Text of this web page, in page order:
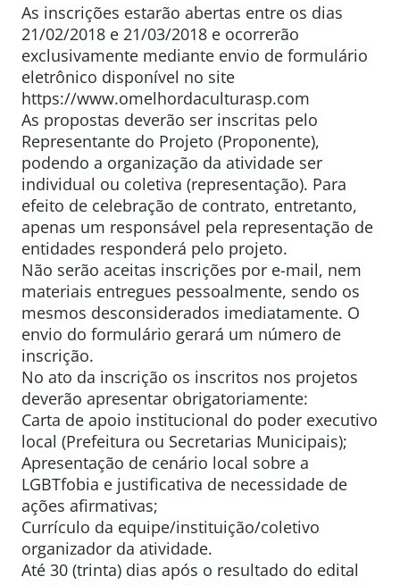
As inscrições estarão abertas entre os dias
21/02/2018 e 21/03/2018 e ocorrerão
exclusivamente mediante envio de formulário
eletrônico disponível no site
https://www.omelhordaculturasp.com
As propostas deverão ser inscritas pelo
Representante do Projeto (Proponente),
podendo a organização da atividade ser
individual ou coletiva (representação). Para
efeito de celebração de contrato, entretanto,
apenas um responsável pela representação de
entidades responderá pelo projeto.
Não serão aceitas inscrições por e-mail, nem
materiais entregues pessoalmente, sendo os
mesmos desconsiderados imediatamente. O
envio do formulário gerará um número de
inscrição.
No ato da inscrição os inscritos nos projetos
deverão apresentar obrigatoriamente:
Carta de apoio institucional do poder executivo
local (Prefeitura ou Secretarias Municipais);
Apresentação de cenário local sobre a
LGBTfobia e justificativa de necessidade de
ações afirmativas;
Currículo da equipe/instituição/coletivo
organizador da atividade.
Até 30 (trinta) dias após o resultado do edital